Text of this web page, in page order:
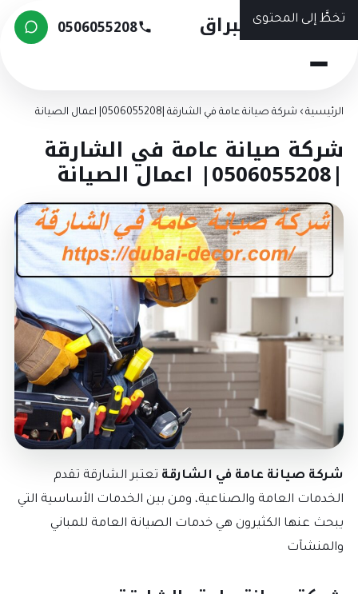
تخطَّ إلى المحتوى
شركة البراق 0506055208
الرئيسية › شركة صيانة عامة في الشارقة |0506055208| اعمال الصيانة
شركة صيانة عامة في الشارقة
|0506055208| اعمال الصيانة
شركة صيانة عامة في الشارقة تعتبر الشارقة تقدم
الخدمات العامة والصناعية، ومن بين الخدمات الأساسية التي
يبحث عنها الكثيرون هي خدمات الصيانة العامة للمباني
والمنشآت